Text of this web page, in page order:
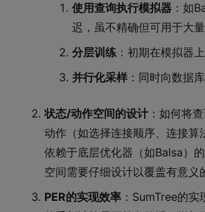
使用查询执行模拟器 ：如
迟，虽不精确但可用于大量
分层训练 ：初期在模拟器
并行化采样 ：同时向数据
状态/动作空间的设计 ：如何将
动作（如选择连接顺序、连接算
依赖于底层优化器（如Balsa）的
空间需要仔细设计以覆盖有意
PER的实现效率 ：SumTree的